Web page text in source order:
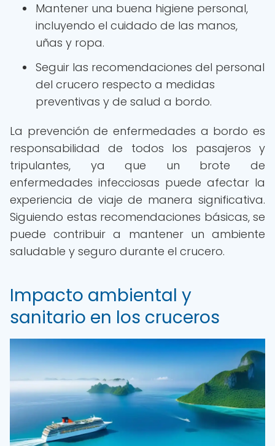
Mantener una buena higiene personal,
incluyendo el cuidado de las manos,
uñas y ropa.
Seguir las recomendaciones del personal
del crucero respecto a medidas
preventivas y de salud a bordo.
La prevención de enfermedades a bordo es
responsabilidad de todos los pasajeros y
tripulantes, ya que un brote de
enfermedades infecciosas puede afectar la
experiencia de viaje de manera significativa.
Siguiendo estas recomendaciones básicas, se
puede contribuir a mantener un ambiente
saludable y seguro durante el crucero.
Impacto ambiental y
sanitario en los cruceros